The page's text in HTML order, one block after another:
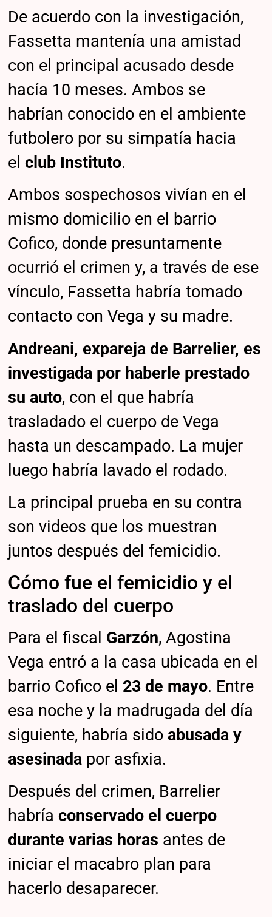
De acuerdo con la investigación,
Fassetta mantenía una amistad
con el principal acusado desde
hacía 10 meses. Ambos se
habrían conocido en el ambiente
futbolero por su simpatía hacia
el club Instituto.
Ambos sospechosos vivían en el
mismo domicilio en el barrio
Cofico, donde presuntamente
ocurrió el crimen y, a través de ese
vínculo, Fassetta habría tomado
contacto con Vega y su madre.
Andreani, expareja de Barrelier, es
investigada por haberle prestado
su auto, con el que habría
trasladado el cuerpo de Vega
hasta un descampado. La mujer
luego habría lavado el rodado.
La principal prueba en su contra
son videos que los muestran
juntos después del femicidio.
Cómo fue el femicidio y el
traslado del cuerpo
Para el fiscal Garzón, Agostina
Vega entró a la casa ubicada en el
barrio Cofico el 23 de mayo. Entre
esa noche y la madrugada del día
siguiente, habría sidoabusada y
asesinada por asfixia.
Después del crimen, Barrelier
habríaconservado el cuerpo
durante varias horas antes de
iniciar el macabro plan para
hacerlo desaparecer.